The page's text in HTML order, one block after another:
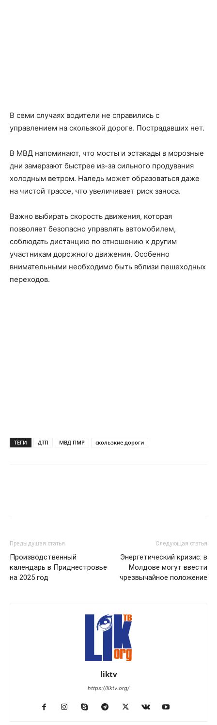
В семи случаях водители не справились с
управлением на скользкой дороге. Пострадавших нет.
В МВД напоминают, что мосты и эстакады в морозные
дни замерзают быстрее из-за сильного продувания
холодным ветром. Наледь может образоваться даже
на чистой трассе, что увеличивает риск заноса.
Важно выбирать скорость движения, которая
позволяет безопасно управлять автомобилем,
соблюдать дистанцию по отношению к другим
участникам дорожного движения. Особенно
внимательными необходимо быть вблизи пешеходных
переходов.
ТЕГИ ДТП МВД ПМР скользкие дороги
Предыдущая статья
Производственный
календарь в Приднестровье
на 2025 год
Следующая статья
Энергетический кризис: в
Молдове могут ввести
чрезвычайное положение
liktv
https://liktv.org/